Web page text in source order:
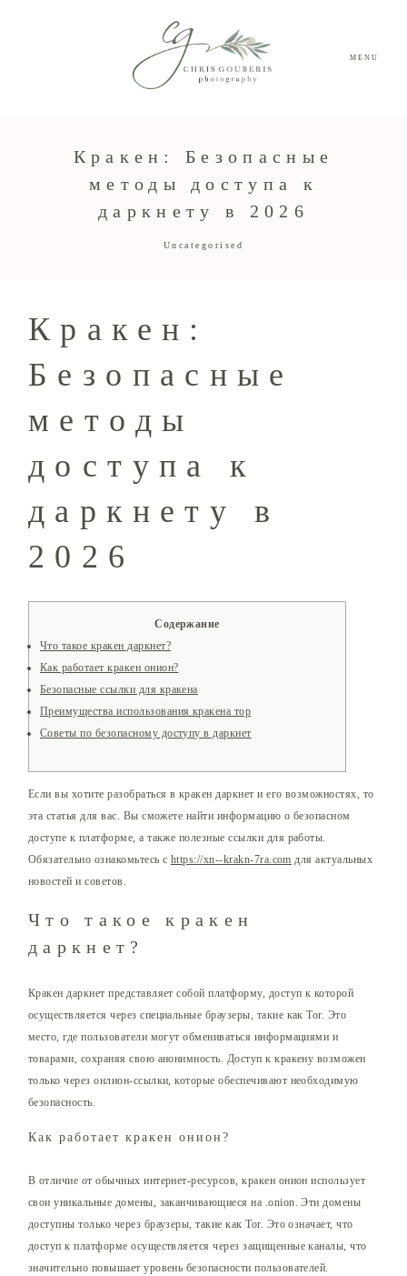
MENU
Кракен: Безопасные
методы доступа к
даркнету в 2026
Uncategorised
Кракен:
Безопасные
методы
доступа к
даркнету в
2026
Содержание
Что такое кракен даркнет?
Как работает кракен онион?
Безопасные ссылки для кракена
Преимущества использования кракена тор
Советы по безопасному доступу в даркнет
Если вы хотите разобраться в кракен даркнет и его возможностях, то
эта статья для вас. Вы сможете найти информацию о безопасном
доступе к платформе, а также полезные ссылки для работы.
Обязательно ознакомьтесь с https://xn--krakn-7ra.com для актуальных
новостей и советов.
Что такое кракен
даркнет?
Кракен даркнет представляет собой платформу, доступ к которой
осуществляется через специальные браузеры, такие как Tor. Это
место, где пользователи могут обмениваться информациями и
товарами, сохраняя свою анонимность. Доступ к кракену возможен
только через онлион-ссылки, которые обеспечивают необходимую
безопасность.
Как работает кракен онион?
В отличие от обычных интернет-ресурсов, кракен онион использует
свои уникальные домены, заканчивающиеся на .onion. Эти домены
доступны только через браузеры, такие как Tor. Это означает, что
доступ к платформе осуществляется через защищенные каналы, что
значительно повышает уровень безопасности пользователей.